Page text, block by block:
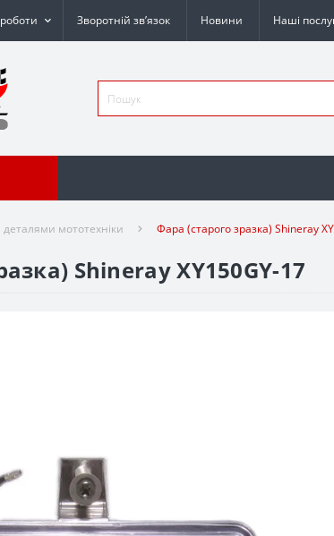
Зворотній зв’язок Новини Наші
мототехніки Фара (старого зразка) Shineray
Shineray XY150GY-17